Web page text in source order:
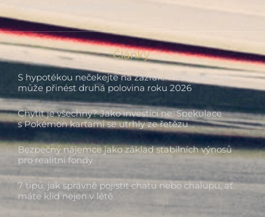
Zaměstnanecké benefity
Články
S hypotékou nečekejte na zázrak. Tři scénáře, co
může přinést druhá polovina roku 2026
Chytit je všechny? Jako investici ne. Spekulace
s Pokémon kartami se utrhly ze řetězu
Bezpečný nájemce jako základ stabilních výnosů
pro realitní fondy
7 tipů, jak správně pojistit chatu nebo chalupu, ať
máte klid nejen v létě